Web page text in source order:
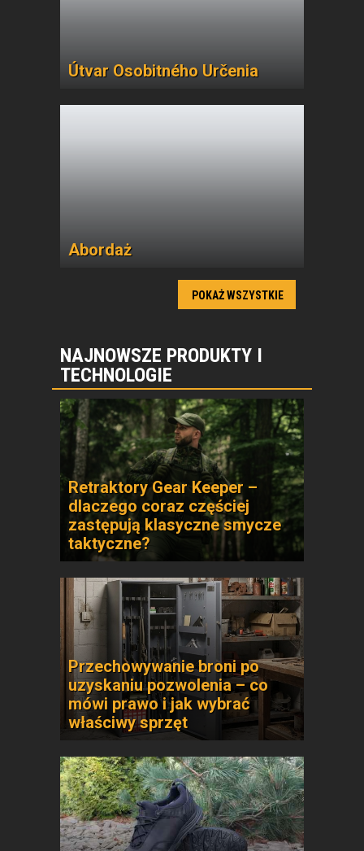
Útvar Osobitného Určenia
Abordaż
POKAŻ WSZYSTKIE
NAJNOWSZE PRODUKTY I
TECHNOLOGIE
Retraktory Gear Keeper –
dlaczego coraz częściej
zastępują klasyczne smycze
taktyczne?
Przechowywanie broni po
uzyskaniu pozwolenia – co
mówi prawo i jak wybrać
właściwy sprzęt